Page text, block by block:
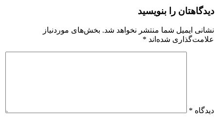
دیدگاهتان را بنویسید
نشانی ایمیل شما منتشر نخواهد شد. بخش‌های موردنیاز
علامت‌گذاری شده‌اند *
دیدگاه *